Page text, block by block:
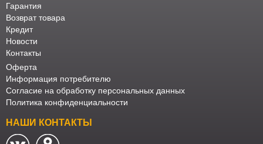
Гарантия
Возврат товара
Кредит
Новости
Контакты
Оферта
Информация потребителю
Согласие на обработку персональных данных
Политика конфиденциальности
НАШИ КОНТАКТЫ